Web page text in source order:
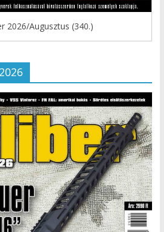
2026/Augusztus (340.)